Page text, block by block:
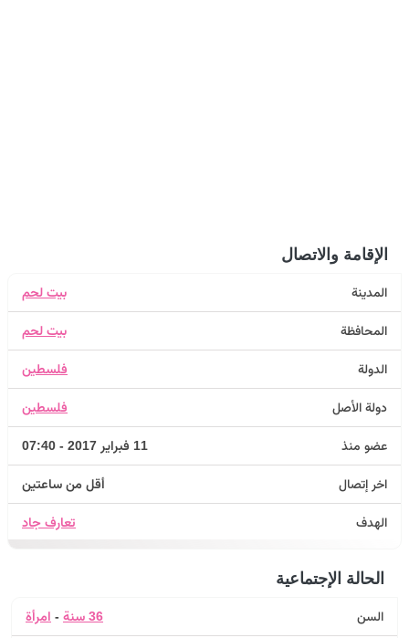
الإقامة والاتصال
المدينة بيت لحم
المحافظة بيت لحم
الدولة فلسطين
دولة الأصل فلسطين
عضو منذ 11 فبراير 2017 - 07:40
اخر إتصال أقل من ساعتين
الهدف تعارف جاد
الحالة الإجتماعية
السن 36 سنة - امرأة